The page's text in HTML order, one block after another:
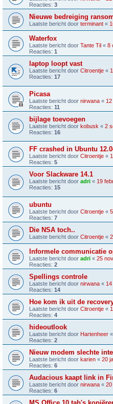
Reacties: 3
Nieuwe bedreiging
Laatste bericht door terminant «
Waterfox
Laatste bericht door Tante Til « 8
Reacties: 1
laptop loopt vast
Laatste bericht door Citroentje «
Reacties: 17
Picasa
Laatste bericht door nirwana «
Reacties: 11
bijlage toevoegen
Laatste bericht door kobusk « 2
Reacties: 16
FF crashed in Ubuntu
Laatste bericht door Citroentje «
Reacties: 5
Voor Slackware 14.1
Laatste bericht door adri « 19
Reacties: 15
ubuntu
Laatste bericht door Citroentje «
Reacties: 7
Die NSA toch..
Laatste bericht door Citroentje «
Informele communicatie
Laatste bericht door adri « 25
Reacties: 2
Spellings controle
Laatste bericht door nirwana «
Reacties: 14
Hoe kom ik uit de
Laatste bericht door Citroentje «
Reacties: 4
hideoutlook
Laatste bericht door Hartenheer «
Reacties: 2
Nieuw modem slechte
Laatste bericht door karien « 20
Reacties: 6
Audacious kaapt link in
Laatste bericht door nirwana « 20
Reacties: 6